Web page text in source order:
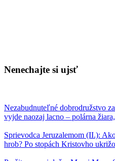
Nenechajte si ujsť
Nezabudnuteľné dobrodružstvo
vyjde naozaj lacno – polárna
Sprievodca Jeruzalemom (II.):
hrob? Po stopách Kristovho